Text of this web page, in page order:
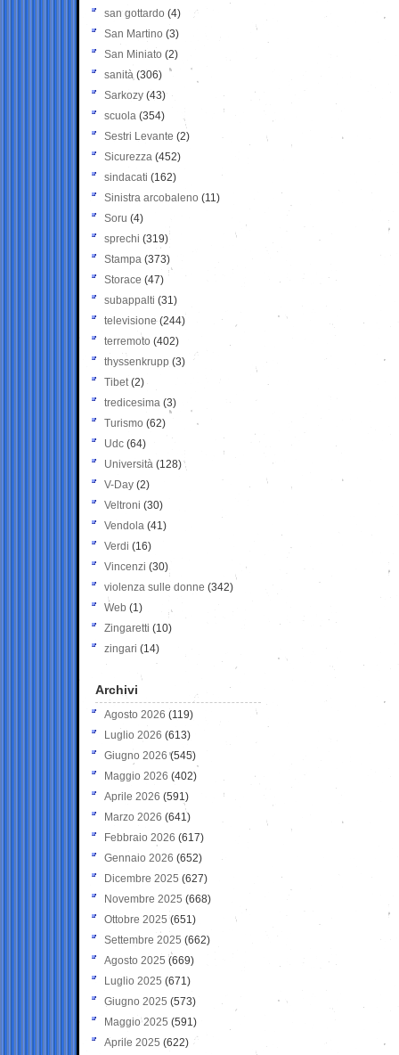
san gottardo (4)
San Martino (3)
San Miniato (2)
sanità (306)
Sarkozy (43)
scuola (354)
Sestri Levante (2)
Sicurezza (452)
sindacati (162)
Sinistra arcobaleno (11)
Soru (4)
sprechi (319)
Stampa (373)
Storace (47)
subappalti (31)
televisione(244)
terremoto (402)
thyssenkrupp (3)
Tibet(2)
tredicesima (3)
Turismo (62)
Udc (64)
Università (128)
V-Day (2)
Veltroni (30)
Vendola (41)
Verdi (16)
Vincenzi (30)
violenza sulle donne (342)
Web (1)
Zingaretti (10)
zingari (14)
Archivi
Agosto 2026 (119)
Luglio 2026 (613)
Giugno 2026 (545)
Maggio 2026 (402)
Aprile 2026 (591)
Marzo 2026 (641)
Febbraio 2026 (617)
Gennaio 2026 (652)
Dicembre 2025 (627)
Novembre 2025 (668)
Ottobre 2025 (651)
Settembre 2025 (662)
Agosto 2025 (669)
Luglio 2025 (671)
Giugno 2025 (573)
Maggio 2025 (591)
Aprile 2025 (622)